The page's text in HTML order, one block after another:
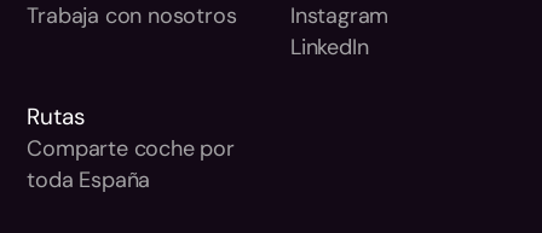
Trabaja con nosotros
Instagram
LinkedIn
Rutas
Comparte coche por
toda España